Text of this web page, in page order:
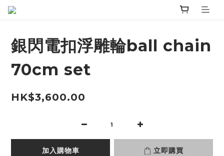
銀閃電扣浮雕輪ball chain
70cm set
HK$3,600.00
加入購物車 立即購買